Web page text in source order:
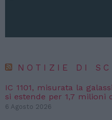
NOTIZIE DI
IC 1101, misurata la
si estende per 1,7 milioni
6 Agosto 2026